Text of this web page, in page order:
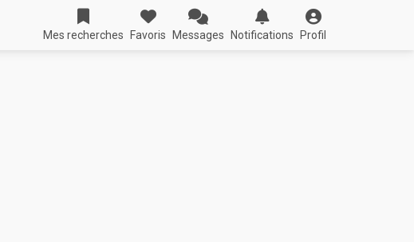
Mes recherches Favoris Messages Notifications Profil